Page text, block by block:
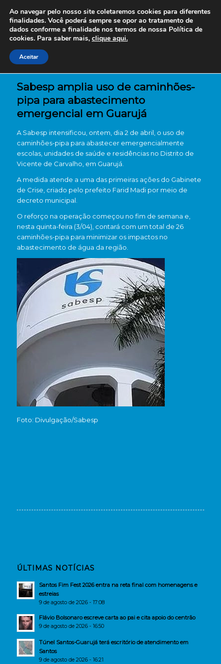
Sabesp amplia uso de caminhões-
pipa para abastecimento
emergencial em Guarujá
A Sabesp intensificou, ontem, dia 2 de abril, o uso de
caminhões-pipa para abastecer emergencialmente
escolas, unidades de saúde e residências no Distrito de
Vicente de Carvalho, em Guarujá.
A medida atende a uma das primeiras ações do Gabinete
de Crise, criado pelo prefeito Farid Madi por meio de
decreto municipal.
O reforço na operação começou no fim de semana e,
nesta quinta-feira (3/04), contará com um total de 26
caminhões-pipa para minimizar os impactos no
abastecimento de água da região.
Foto: Divulgação/Sabesp
ÚLTIMAS NOTÍCIAS
Santos Fim Fest 2026 entra na reta final com homenagens e
estreias
9 de agosto de 2026 - 17:08
Flávio Bolsonaro escreve carta ao pai e cita apoio do centrão
9 de agosto de 2026 - 16:50
Túnel Santos-Guarujá terá escritório de atendimento em
Santos
9 de agosto de 2026 - 16:21
Ao navegar pelo nosso site coletaremos cookies para diferentes
finalidades. Você poderá sempre se opor ao tratamento de
dados conforme a finalidade nos termos de nossa Política de
cookies. Para saber mais, clique aqui.
Aceitar